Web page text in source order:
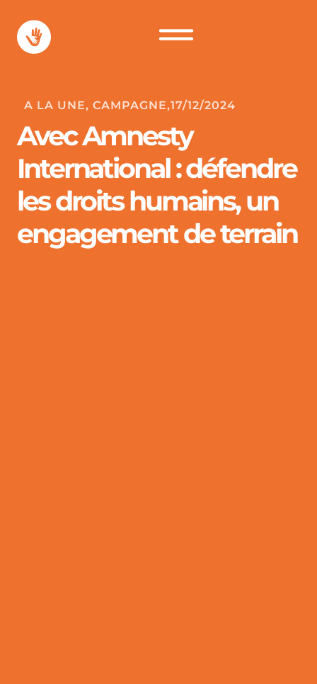
A LA UNE, CAMPAGNE,17/12/2024
Avec Amnesty
International : défendre
les droits humains, un
engagement de terrain